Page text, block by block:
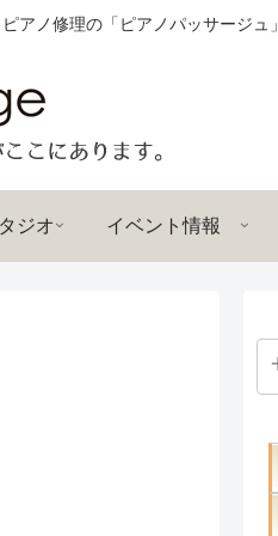
アノ修理の「ピアノパッサージュ」
ジオ イベント情報